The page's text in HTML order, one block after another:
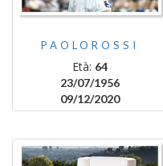
PAOLOROSSI
Età: 64
23/07/1956
09/12/2020